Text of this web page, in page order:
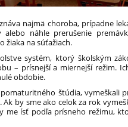
najmä choroba, prípadne
náhle prerušenie
žiaka na súťažiach.
systém, ktorý školským
– prísnejší a miernejší režim.
obdobie.
štúdia, vymeškali
by sme ako celok za rok
me ísť podľa prísneho režimu,